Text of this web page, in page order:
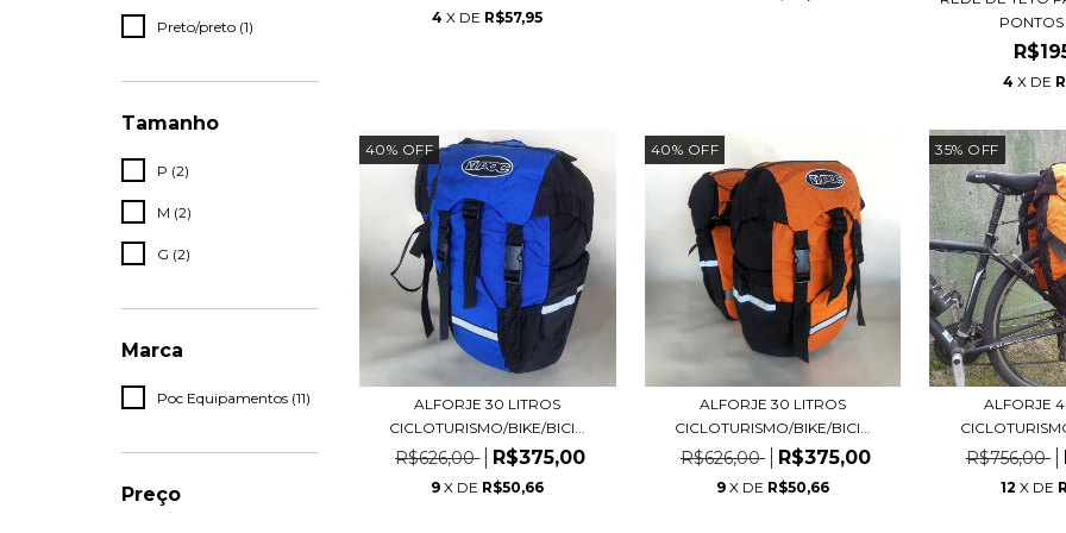
Preto/preto (1)
Tamanho
P (2)
M (2)
G (2)
Marca
Poc Equipamentos (11)
Preço
4 X DE R$57,95
PONTOS
4 X DE
40% OFF
ALFORJE 30 LITROS
CICLOTURISMO/BIKE/BICI...
R$626,00 R$375,00
9 X DE R$50,66
40% OFF
ALFORJE 30 LITROS
CICLOTURISMO/BIKE/BICI...
R$626,00 R$375,00
9 X DE R$50,66
35% OFF
ALFORJE
R$756,00
12 X DE